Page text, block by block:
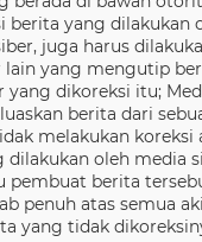
berita yang dilakukan
juga harus
lain yang mengutip
yang dikoreksi itu;
berita dari
melakukan koreksi
dilakukan oleh media
pembuat berita
penuh atas semua
yang tidak